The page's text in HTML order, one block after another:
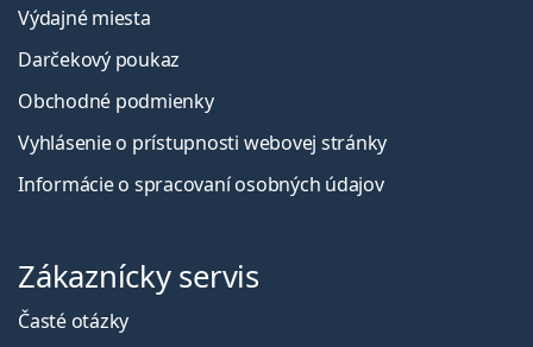
Výdajné miesta
Darčekový poukaz
Obchodné podmienky
Vyhlásenie o prístupnosti webovej stránky
Informácie o spracovaní osobných údajov
Zákaznícky servis
Časté otázky